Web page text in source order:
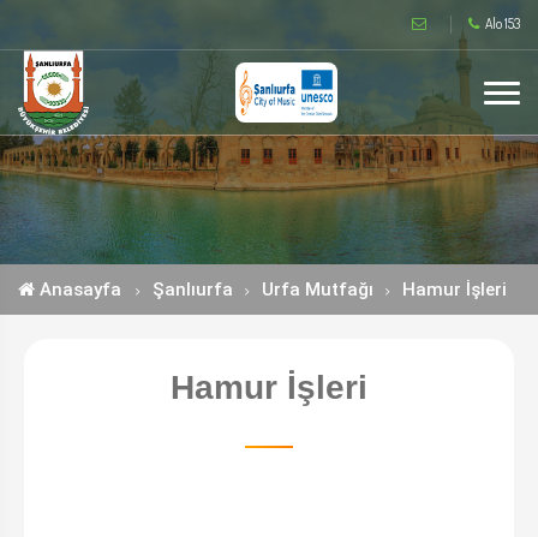
Alo 153
Anasayfa Şanlıurfa Urfa Mutfağı Hamur İşleri
Hamur İşleri